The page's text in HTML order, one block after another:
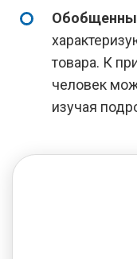
товара. К
человек
изучая